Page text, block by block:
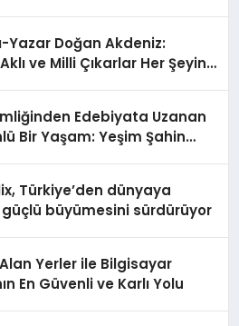
Yazar Doğan Akdeniz:
ve Milli Çıkarlar Her Şeyin
Edebiyata Uzanan
Bir Yaşam: Yeşim Şahin
Türkiye’den dünyaya
büyümesini sürdürüyor
Yerler ile Bilgisayar
En Güvenli ve Karlı Yolu